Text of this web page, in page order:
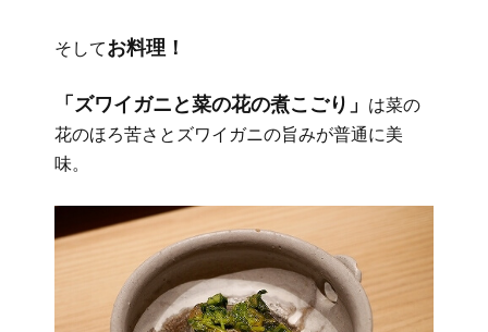
そしてお料理！
「ズワイガニと菜の花の煮こごり」
は菜の
花のほろ苦さとズワイガニの旨みが普通に美
味。